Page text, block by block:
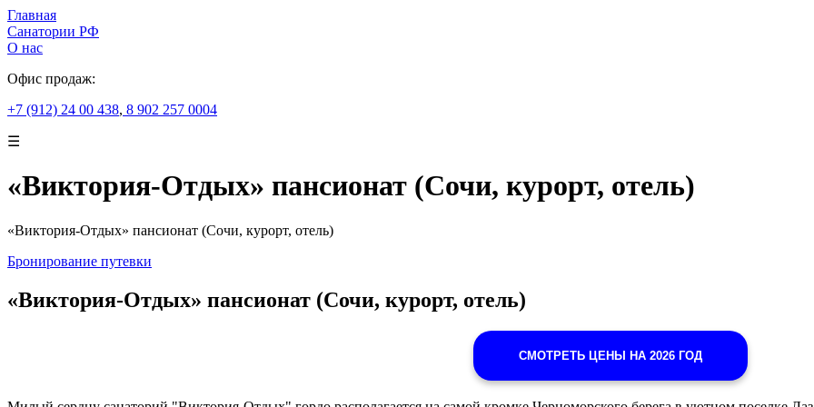
Главная
Санатории РФ
О нас
Офис продаж:
+7 (912) 24 00 438, 8 902 257 0004
☰
«Виктория-Отдых» пансионат (Сочи, курорт, отель)
«Виктория-Отдых» пансионат (Сочи, курорт, отель)
Бронирование путевки
«Виктория-Отдых» пансионат (Сочи, курорт, отель)
СМОТРЕТЬ ЦЕНЫ НА 2026 ГОД